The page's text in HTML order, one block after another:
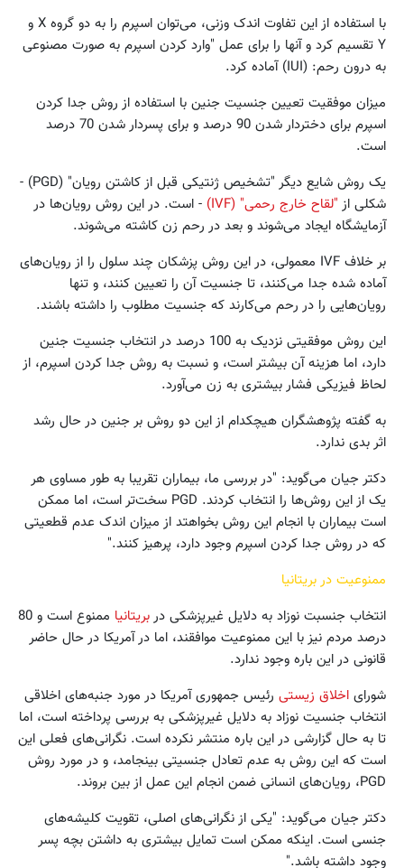
با استفاده از این تفاوت اندک وزنی، می‌توان اسپرم را به دو گروه X و
Y تقسیم کرد و آنها را برای عمل "وارد کردن اسپرم به صورت مصنوعی
به درون رحم: (IUI) آماده کرد.
میزان موفقیت تعیین جنسیت جنین با استفاده از روش جدا کردن
اسپرم برای دختردار شدن 90 درصد و برای پسردار شدن 70 درصد
است.
یک روش شایع دیگر "تشخیص ژنتیکی قبل از کاشتن رویان" (PGD) -
شکلی از "لقاح خارج رحمی" (IVF)
- است. در این روش رویان‌ها در
آزمایشگاه ایجاد می‌شوند و بعد در رحم زن کاشته می‌شوند.
بر خلاف IVF معمولی، در این روش پزشکان چند سلول را از رویان‌های
آماده شده جدا می‌کنند، تا جنسیت آن را تعیین کنند، و تنها
رویان‌هایی را در رحم می‌کارند که جنسیت مطلوب را داشته باشند.
این روش موفقیتی نزدیک به 100 درصد در انتخاب جنسیت جنین
دارد، اما هزینه آن بیشتر است، و نسبت به روش جدا کردن اسپرم، از
لحاظ فیزیکی فشار بیشتری به زن می‌آورد.
به گفته پژوهشگران هیچکدام از این دو روش بر جنین در حال رشد
اثر بدی ندارد.
دکتر جیان می‌گوید: "در بررسی ما، بیماران تقریبا به طور مساوی هر
یک از این روش‌ها را انتخاب کردند. PGD سخت‌تر است، اما ممکن
است بیماران با انجام این روش بخواهتد از میزان اندک عدم قطعیتی
که در روش جدا کردن اسپرم وجود دارد، پرهیز کنند."
ممنوعیت در بریتانیا
انتخاب جنسبت نوزاد به دلایل غیرپزشکی دربریتانیا
ممنوع است و 80
درصد مردم نیز با این ممنوعیت موافقند، اما در آمریکا در حال حاضر
قانونی در این باره وجود ندارد.
شورای اخلاق زیستی رئیس جمهوری آمریکا در مورد جنبه‌های اخلاقی
انتخاب جنسیت نوزاد به دلایل غیرپزشکی به بررسی پرداخته است، اما
تا به حال گزارشی در این باره منتشر نکرده است. نگرانی‌های فعلی این
است که این روش به عدم تعادل جنسیتی بینجامد، و در مورد روش
PGD، رویان‌های انسانی ضمن انجام این عمل از بین بروند.
دکتر جیان می‌گوید: "یکی از نگرانی‌های اصلی، تقویت کلیشه‌های
جنسی است. اینکه ممکن است تمایل بیشتری به داشتن بچه پسر
وجود داشته باشد."